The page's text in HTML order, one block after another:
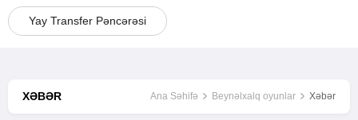
Yay Transfer Pəncərəsi
XƏBƏR Ana Səhifə Beynəlxalq oyunlar Xəbər